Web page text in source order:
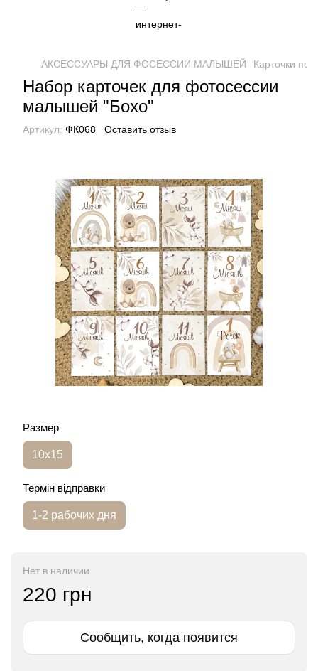
АКСЕССУАРЫ ДЛЯ ФОСЕССИИ МАЛЫШЕЙ Карточки по
Набор карточек для фотосессии
малышей "Бохо"
Артикул: ФК068 Оставить отзыв
Размер
10х15
Термін відправки
1-2 рабочих дня
Нет в наличии
220 грн
Сообщить, когда появится